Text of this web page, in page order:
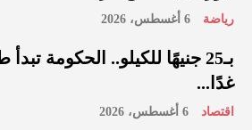
رياضة 6 أغسطس، 2026
بـ25 جنيهًا للكيلو.. الحكومة
غدًا...
اقتصاد 6 أغسطس، 2026